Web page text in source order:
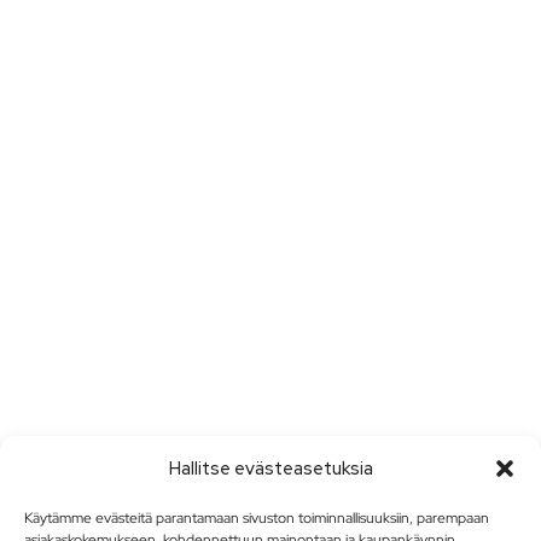
Hallitse evästeasetuksia
Käytämme evästeitä parantamaan sivuston toiminnallisuuksiin, parempaan